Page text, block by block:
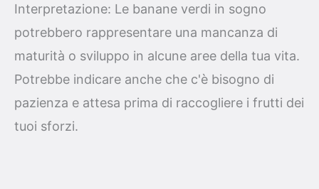
Interpretazione: Le banane verdi in sogno
potrebbero rappresentare una mancanza di
maturità o sviluppo in alcune aree della tua vita.
Potrebbe indicare anche che c'è bisogno di
pazienza e attesa prima di raccogliere i frutti dei
tuoi sforzi.